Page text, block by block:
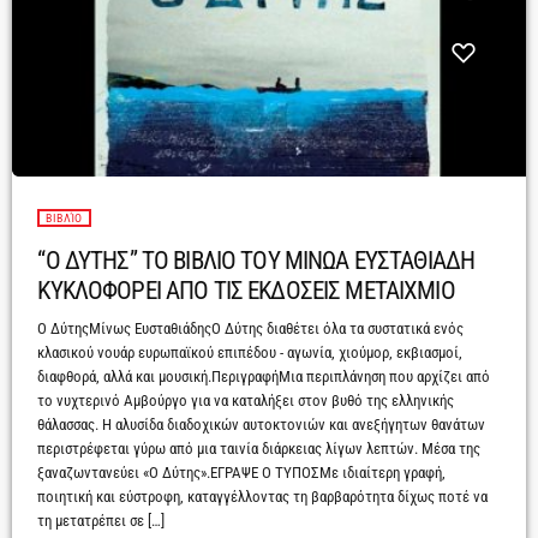
ΒΙΒΛΊΟ
“Ο ΔΥΤΗΣ” ΤΟ ΒΙΒΛΙΟ ΤΟΥ ΜΙΝΩΑ ΕΥΣΤΑΘΙΑΔΗ
ΚΥΚΛΟΦΟΡΕΙ ΑΠΟ ΤΙΣ ΕΚΔΟΣΕΙΣ ΜΕΤΑΙΧΜΙΟ
Ο ΔύτηςΜίνως ΕυσταθιάδηςΟ Δύτης διαθέτει όλα τα συστατικά ενός
κλασικού νουάρ ευρωπαϊκού επιπέδου - αγωνία, χιούμορ, εκβιασμοί,
διαφθορά, αλλά και μουσική.ΠεριγραφήΜια περιπλάνηση που αρχίζει από
το νυχτερινό Αμβούργο για να καταλήξει στον βυθό της ελληνικής
θάλασσας. Η αλυσίδα διαδοχικών αυτοκτονιών και ανεξήγητων θανάτων
περιστρέφεται γύρω από μια ταινία διάρκειας λίγων λεπτών. Μέσα της
ξαναζωντανεύει «Ο Δύτης».ΕΓΡΑΨΕ Ο ΤΥΠΟΣΜε ιδιαίτερη γραφή,
ποιητική και εύστροφη, καταγγέλλοντας τη βαρβαρότητα δίχως ποτέ να
τη μετατρέπει σε […]